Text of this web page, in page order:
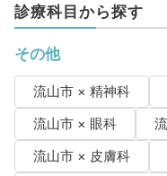
診療科目から探す
その他
流山市 × 精神科
流山市 × 眼科
流山市 × 皮膚科